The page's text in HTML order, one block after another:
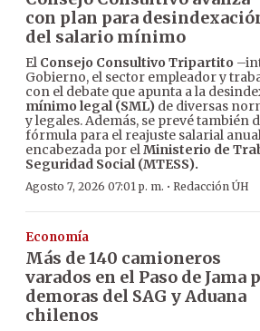
con plan para
del salario mínimo
El Consejo Consultivo Tripartito
Gobierno, el sector empleador y
con el debate que apunta a la
mínimo legal (SML) de diversas
y legales. Además, se prevé también
fórmula para el reajuste salarial
encabezada por el Ministerio de
Seguridad Social (MTESS).
Agosto 7, 2026 07:01 p. m. · Redacción ÚH
Economía
Más de 140 camioneros
varados en el Paso de Jama
demoras del SAG y Aduana
chilenos